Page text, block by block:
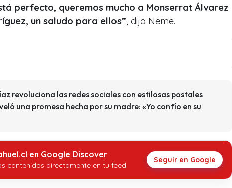
perfecto, queremos mucho a Monserrat Álvarez
un saludo para ellos” , dijo Neme.
revoluciona las redes sociales con estilosas postales
una promesa hecha por su madre: «Yo confío en su
en Google Discover
contenidos directamente en tu feed.
Seguir en Google